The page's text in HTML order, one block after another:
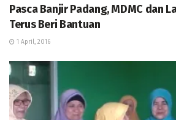
Pasca Banjir Padang, MDMC dan
Terus Beri Bantuan
1 April, 2016